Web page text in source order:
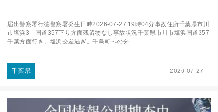
届出警察署行徳警察署発生日時2026-07-27 19時04分事故住所千葉県市川
市塩浜3 国道357下り方面残留物なし事故状況千葉県市川市塩浜国道357
千葉方面行き、塩浜交差過ぎ。千鳥町への分 ...
千葉県 2026-07-27